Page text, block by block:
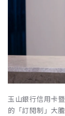
玉山銀行信用卡
的「訂閱制」大